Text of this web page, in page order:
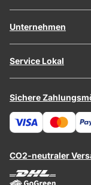
Unternehmen
Service Lokal
Sichere
CO2-neutraler